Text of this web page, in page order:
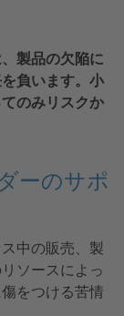
製品の欠陥に
負います。小
のみリスクか
ーのサポ
中の販売、製
ソースによっ
をつける苦情